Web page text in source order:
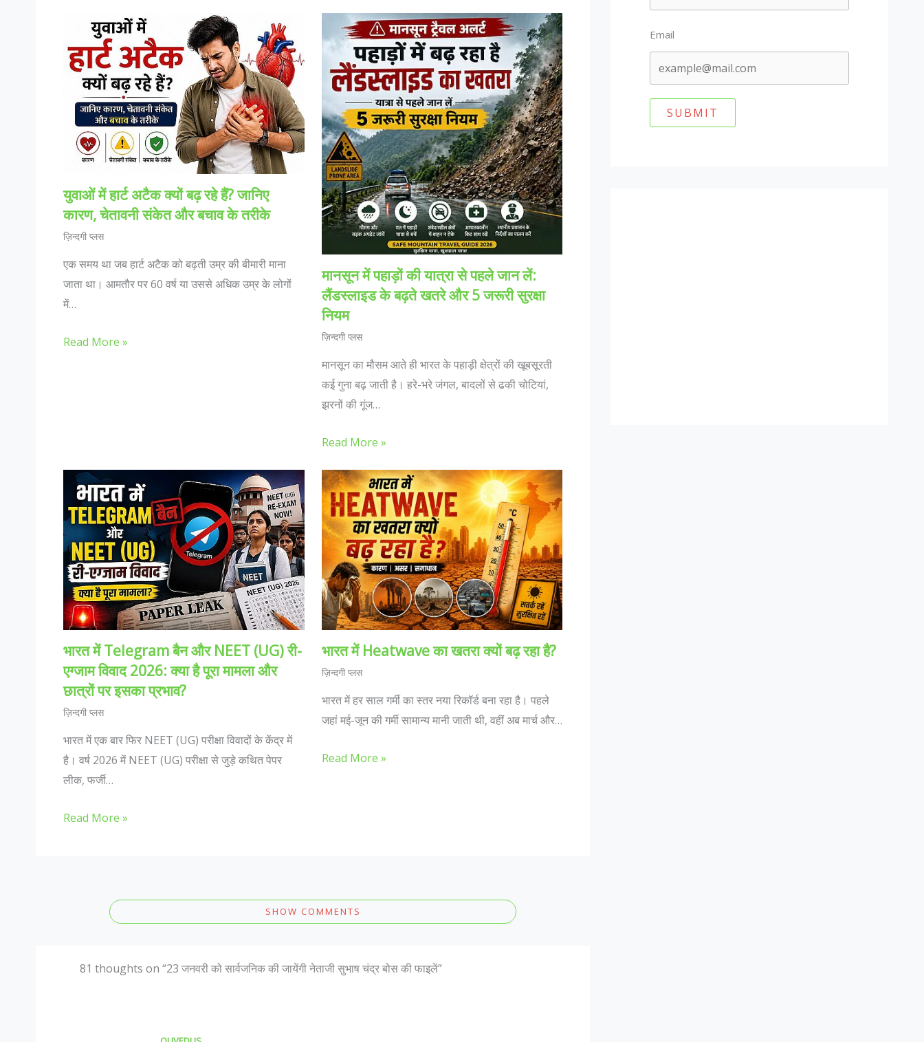
युवाओं में हार्ट अटैक क्यों बढ़ रहे हैं? जानिए
कारण, चेतावनी संकेत और बचाव के तरीके
ज़िन्दगी प्लस
एक समय था जब हार्ट अटैक को बढ़ती उम्र की बीमारी माना
जाता था। आमतौर पर 60 वर्ष या उससे अधिक उम्र के लोगों
में…
Read More »
मानसून में पहाड़ों की यात्रा से पहले जान लें:
लैंडस्लाइड के बढ़ते खतरे और 5 जरूरी सुरक्षा
नियम
ज़िन्दगी प्लस
मानसून का मौसम आते ही भारत के पहाड़ी क्षेत्रों की खूबसूरती
कई गुना बढ़ जाती है। हरे-भरे जंगल, बादलों से ढकी चोटियां,
झरनों की गूंज…
Read More »
भारत में Telegram बैन और NEET (UG) री-
एग्जाम विवाद 2026: क्या है पूरा मामला और
छात्रों पर इसका प्रभाव?
ज़िन्दगी प्लस
भारत में एक बार फिर NEET (UG) परीक्षा विवादों के केंद्र में
है। वर्ष 2026 में NEET (UG) परीक्षा से जुड़े कथित पेपर
लीक, फर्जी…
Read More »
भारत में Heatwave का खतरा क्यों बढ़ रहा है?
ज़िन्दगी प्लस
भारत में हर साल गर्मी का स्तर नया रिकॉर्ड बना रहा है। पहले
जहां मई-जून की गर्मी सामान्य मानी जाती थी, वहीं अब मार्च और…
Read More »
SHOW COMMENTS
81 thoughts on “23 जनवरी को सार्वजनिक की जायेंगी नेताजी सुभाष चंद्र बोस की फाइलें”
Email
SUBMIT